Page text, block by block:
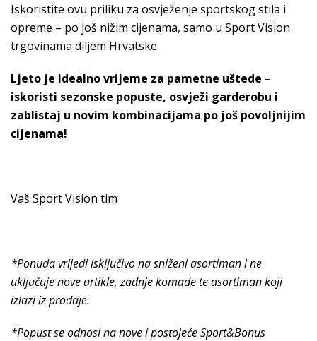
Iskoristite ovu priliku za osvježenje sportskog stila i
opreme – po još nižim cijenama, samo u Sport Vision
trgovinama diljem Hrvatske.
Ljeto je idealno vrijeme za pametne uštede –
iskoristi sezonske popuste, osvježi garderobu i
zablistaj u novim kombinacijama po još povoljnijim
cijenama!
Vaš Sport Vision tim
*Ponuda vrijedi isključivo na sniženi asortiman i ne
uključuje nove artikle, zadnje komade te asortiman koji
izlazi iz prodaje.
*Popust se odnosi na nove i postojeće Sport&Bonus